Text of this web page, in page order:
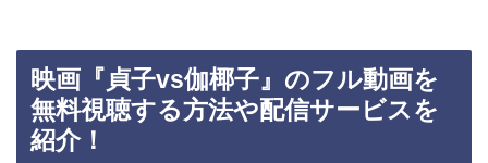
映画『貞子vs伽椰子』のフル動画を
無料視聴する方法や配信サービスを
紹介！